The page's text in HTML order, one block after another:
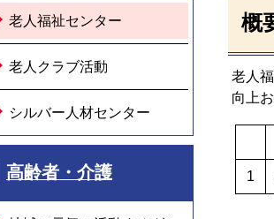
老人福祉センター
老人クラブ活動
シルバー人材センター
高齢者・介護
概
老人
向上
1